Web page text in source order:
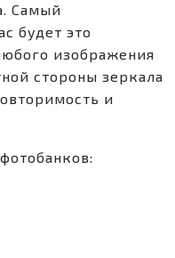
Самый
будет это
изображения
стороны зеркала
и